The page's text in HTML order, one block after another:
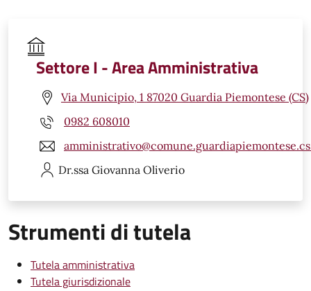
Settore I - Area Amministrativa
Via Municipio, 1 87020 Guardia Piemontese (CS)
0982 608010
Dr.ssa Giovanna Oliverio
Strumenti di tutela
Tutela amministrativa
Tutela giurisdizionale